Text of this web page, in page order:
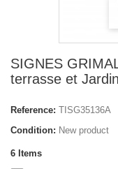
SIGNES
terrasse et
Reference: TISG35136A
Condition: New product
6 Items